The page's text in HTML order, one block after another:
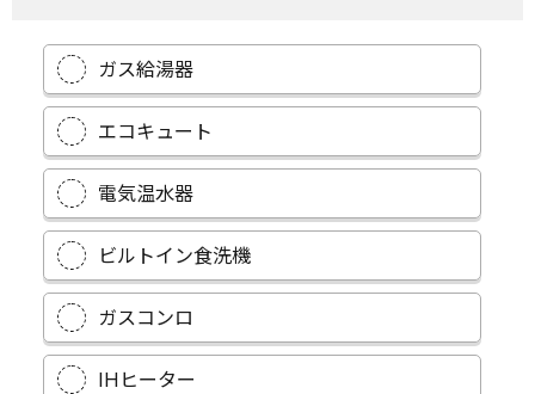
ガス給湯器
エコキュート
電気温水器
ビルトイン食洗機
ガスコンロ
IHヒーター